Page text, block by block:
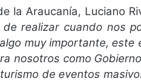
la Araucanía, Luciano
realizar cuando nos
muy importante,
nosotros como
de eventos